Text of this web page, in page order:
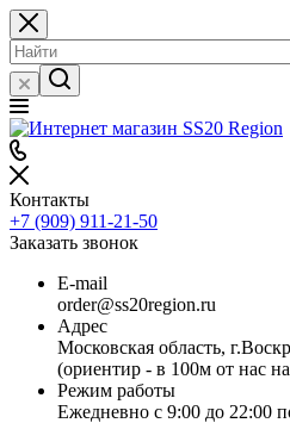
Контакты
+7 (909) 911-21-50
Заказать звонок
E-mail
order@ss20region.ru
Адрес
Московская область,
(ориентир - в 100м от нас
Режим работы
Ежедневно с 9:00 до 22:00